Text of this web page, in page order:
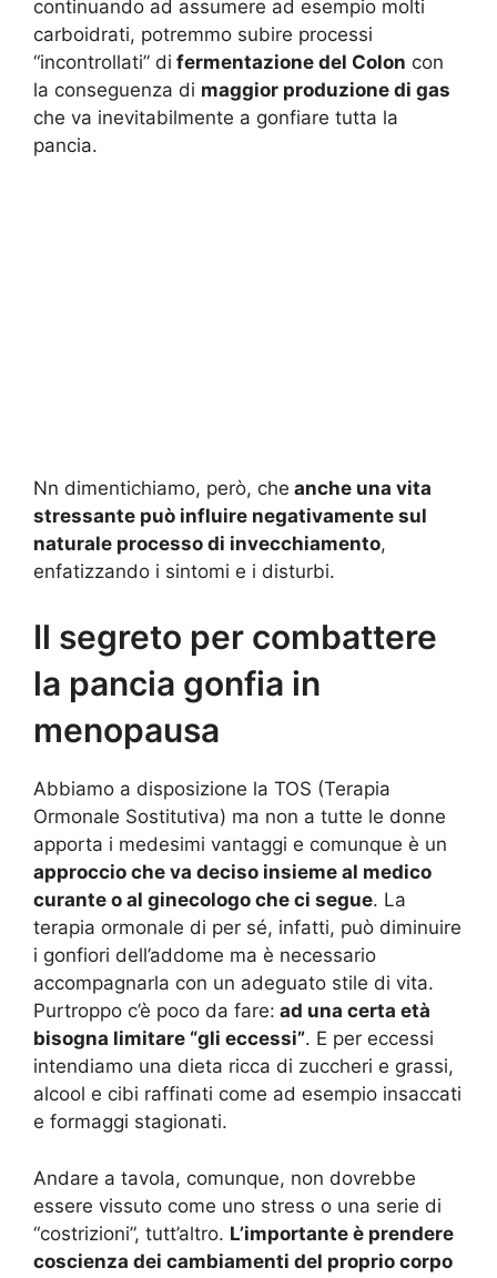
continuando ad assumere ad esempio molti
carboidrati, potremmo subire processi
“incontrollati” di fermentazione del Colon con
la conseguenza di maggior produzione di gas
che va inevitabilmente a gonfiare tutta la
pancia.
Nn dimentichiamo, però, che anche una vita
stressante può influire negativamente sul
naturale processo di invecchiamento,
enfatizzando i sintomi e i disturbi.
Il segreto per combattere
la pancia gonfia in
menopausa
Abbiamo a disposizione la TOS (Terapia
Ormonale Sostitutiva) ma non a tutte le donne
apporta i medesimi vantaggi e comunque è un
approccio che va deciso insieme al medico
curante o al ginecologo che ci segue. La
terapia ormonale di per sé, infatti, può diminuire
i gonfiori dell’addome ma è necessario
accompagnarla con un adeguato stile di vita.
Purtroppo c’è poco da fare: ad una certa età
bisogna limitare “gli eccessi”. E per eccessi
intendiamo una dieta ricca di zuccheri e grassi,
alcool e cibi raffinati come ad esempio insaccati
e formaggi stagionati.
Andare a tavola, comunque, non dovrebbe
essere vissuto come uno stress o una serie di
“costrizioni”, tutt’altro. L’importante è prendere
coscienza dei cambiamenti del proprio corpo